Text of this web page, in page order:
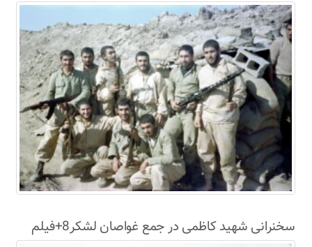
سخنرانی شهید کاظمی در جمع غواصان لشکر8+فیلم